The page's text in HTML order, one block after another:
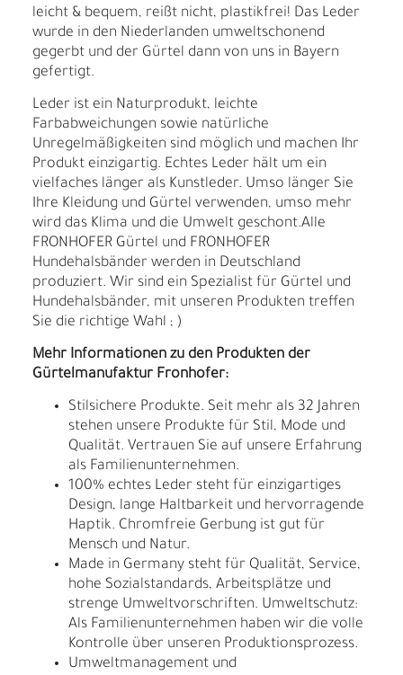
leicht & bequem, reißt nicht, plastikfrei! Das Leder
wurde in den Niederlanden umweltschonend
gegerbt und der Gürtel dann von uns in Bayern
gefertigt.
Leder ist ein Naturprodukt, leichte
Farbabweichungen sowie natürliche
Unregelmäßigkeiten sind möglich und machen Ihr
Produkt einzigartig. Echtes Leder hält um ein
vielfaches länger als Kunstleder. Umso länger Sie
Ihre Kleidung und Gürtel verwenden, umso mehr
wird das Klima und die Umwelt geschont.Alle
FRONHOFER Gürtel und FRONHOFER
Hundehalsbänder werden in Deutschland
produziert. Wir sind ein Spezialist für Gürtel und
Hundehalsbänder, mit unseren Produkten treffen
Sie die richtige Wahl ; )
Mehr Informationen zu den Produkten der
Gürtelmanufaktur Fronhofer:
Stilsichere Produkte. Seit mehr als 32 Jahren
stehen unsere Produkte für Stil, Mode und
Qualität. Vertrauen Sie auf unsere Erfahrung
als Familienunternehmen.
100% echtes Leder steht für einzigartiges
Design, lange Haltbarkeit und hervorragende
Haptik. Chromfreie Gerbung ist gut für
Mensch und Natur.
Made in Germany steht für Qualität, Service,
hohe Sozialstandards, Arbeitsplätze und
strenge Umweltvorschriften. Umweltschutz:
Als Familienunternehmen haben wir die volle
Kontrolle über unseren Produktionsprozess.
Umweltmanagement und